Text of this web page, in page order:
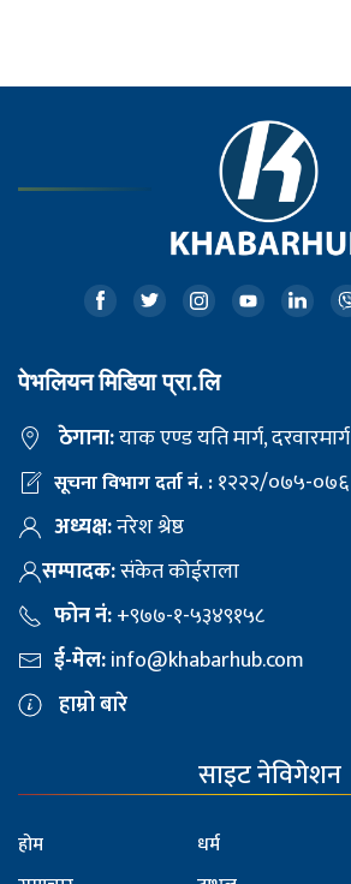
पेभलियन मिडिया प्रा.लि
ठेगाना:याक एण्ड यति मार्ग, दरवारमार्ग
सूचना विभाग दर्ता नं. :१२२२/०७५-०७६
अध्यक्ष:नरेश श्रेष्ठ
सम्पादक:संकेत कोईराला
फोन नं:+९७७-१-५३४९१५८
ई-मेल:info@khabarhub.com
हाम्रो बारे
साइट नेविगेशन
होम
धर्म